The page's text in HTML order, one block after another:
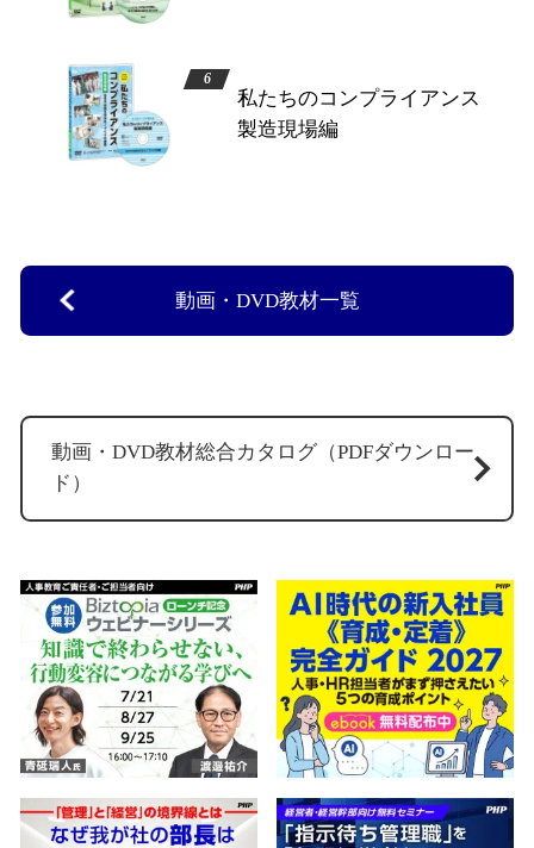
私たちのコンプライアンス
製造現場編
動画・DVD教材一覧
動画・DVD教材総合カタログ（PDFダウンロー
ド）